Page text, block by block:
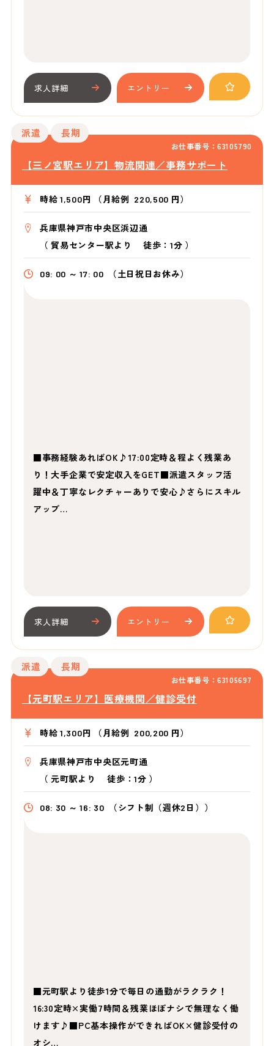
求人詳細 エントリー
お仕事番号：63105790
派遣 長期
【三ノ宮駅エリア】物流関連／事務サポート
時給 1,500円 （月給例 220,500 円）
兵庫県神戸市中央区浜辺通
（貿易センター駅より徒歩：1分 ）
09: 00 ～ 17: 00 （土日祝日お休み）
■事務経験あればOK♪17:00定時＆程よく残業あ
り！大手企業で安定収入をGET■派遣スタッフ活
躍中＆丁寧なレクチャーありで安心♪さらにスキル
アップ…
求人詳細 エントリー
お仕事番号：63105697
派遣 長期
【元町駅エリア】医療機関／健診受付
時給 1,300円 （月給例 200,200 円）
兵庫県神戸市中央区元町通
（ 元町駅より徒歩：1分 ）
08: 30 ～ 16: 30 （シフト制（週休2日））
■元町駅より徒歩1分で毎日の通勤がラクラク！
16:30定時×実働7時間＆残業ほぼナシで無理なく働
けます♪■PC基本操作ができればOK×健診受付の
オシ…